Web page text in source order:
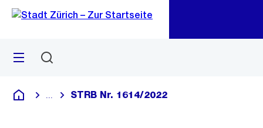
Navigation
Sprunglink
Menü
Deutsch
Blende alle Breadcrumbs ein
STRB Nr. 1614/2022